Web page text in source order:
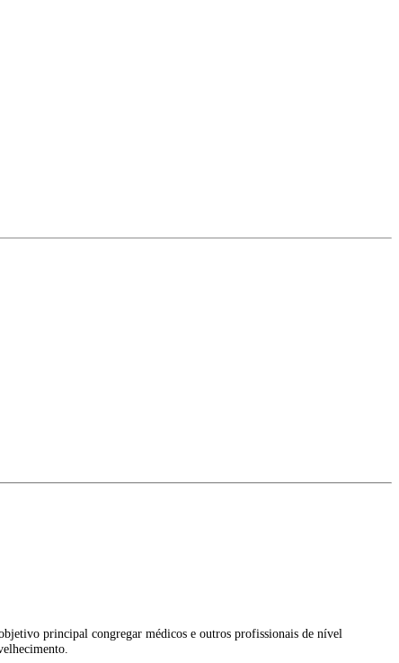
principal congregar médicos e outros profissionais de nível